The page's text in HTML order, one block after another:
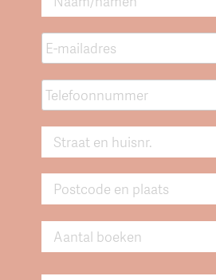
E-
mailadres *
Telefoonnummer *
Straat
en
huisnr. *
Postcode
en
plaats *
Aantal
boeken